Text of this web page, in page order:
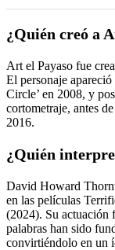
¿Quién creó a
Art el Payaso fue
El personaje
Circle’ en 2008, y
cortometraje, antes
2016.
¿Quién
David Howard
en las películas
(2024). Su actuación
palabras han sido
convirtiéndolo en un